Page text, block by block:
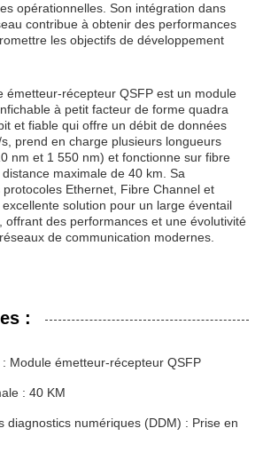
opérationnelles. Son intégration dans
contribue à obtenir des performances
les objectifs de développement
émetteur-récepteur QSFP est un module
à petit facteur de forme quadra
et fiable qui offre un débit de données
prend en charge plusieurs longueurs
nm et 1 550 nm) et fonctionne sur fibre
maximale de 40 km. Sa
Ethernet, Fibre Channel et
solution pour un large éventail
offrant des performances et une évolutivité
de communication modernes.
:
Module émetteur-récepteur QSFP
: 40 KM
diagnostics numériques (DDM) : Prise en